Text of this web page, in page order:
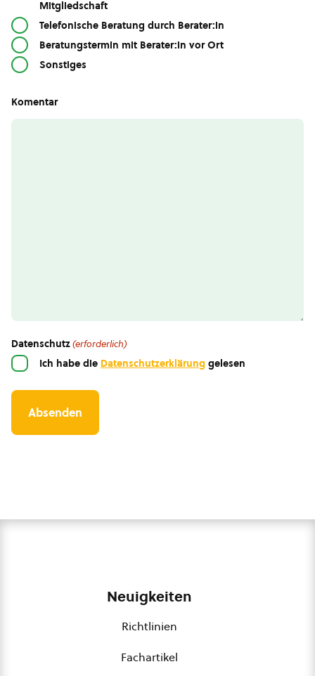
Mitgliedschaft
Telefonische Beratung durch Berater:in
Beratungstermin mit Berater:in vor Ort
Sonstiges
Komentar
Datenschutz(erforderlich)
Ich habe die Datenschutzerklärung gelesen
Neuigkeiten
Richtlinien
Fachartikel